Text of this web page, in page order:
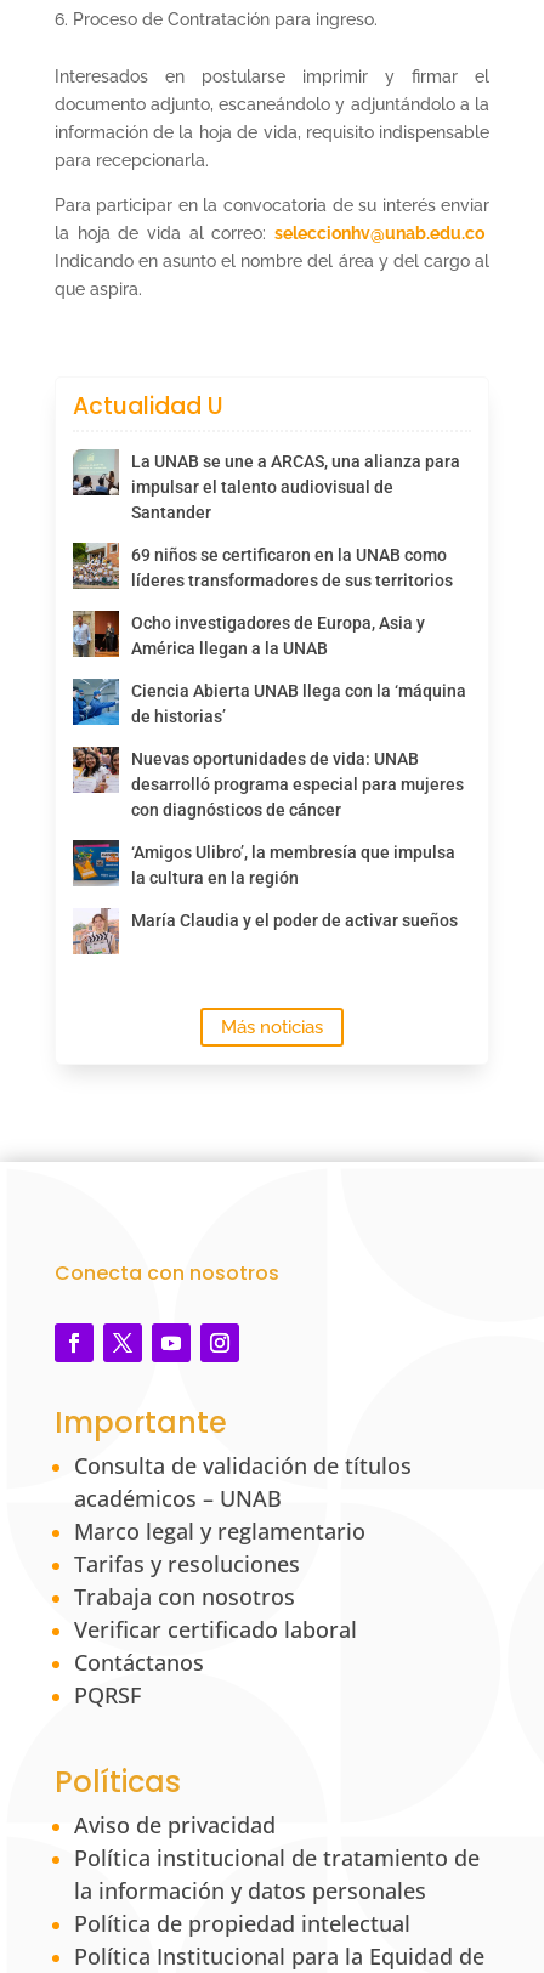
Proceso de Contratación para ingreso.
Interesados en postularse imprimir y firmar el
documento adjunto, escaneándolo y adjuntándolo a la
información de la hoja de vida, requisito indispensable
para recepcionarla.
Para participar en la convocatoria de su interés enviar
la hoja de vida al correo:seleccionhv@unab.edu.co
Indicando en asunto el nombre del área y del cargo al
que aspira.
Actualidad U
La UNAB se une a ARCAS, una alianza para
impulsar el talento audiovisual de
Santander
69 niños se certificaron en la UNAB como
líderes transformadores de sus territorios
Ocho investigadores de Europa, Asia y
América llegan a la UNAB
Ciencia Abierta UNAB llega con la ‘máquina
de historias’
Nuevas oportunidades de vida: UNAB
desarrolló programa especial para mujeres
con diagnósticos de cáncer
‘Amigos Ulibro’, la membresía que impulsa
la cultura en la región
María Claudia y el poder de activar sueños
Más noticias
Conecta con nosotros
Importante
Consulta de validación de títulos
académicos – UNAB
Marco legal y reglamentario
Tarifas y resoluciones
Trabaja con nosotros
Verificar certificado laboral
Contáctanos
PQRSF
Políticas
Aviso de privacidad
Política institucional de tratamiento de
la información y datos personales
Política de propiedad intelectual
Política Institucional para la Equidad de